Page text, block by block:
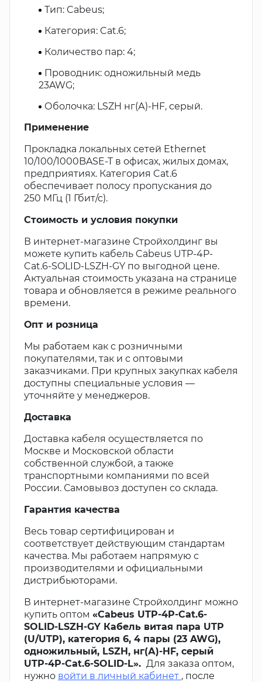
Тип: Cabeus;
Категория: Cat.6;
Количество пар: 4;
Проводник: одножильный медь
23AWG;
Оболочка: LSZH нг(А)-HF, серый.
Применение
Прокладка локальных сетей Ethernet
10/100/1000BASE-T в офисах, жилых домах,
предприятиях. Категория Cat.6
обеспечивает полосу пропускания до
250 МГц (1 Гбит/с).
Стоимость и условия покупки
В интернет-магазине Стройхолдинг вы
можете купить кабель Cabeus UTP-4P-
Cat.6-SOLID-LSZH-GY по выгодной цене.
Актуальная стоимость указана на странице
товара и обновляется в режиме реального
времени.
Опт и розница
Мы работаем как с розничными
покупателями, так и с оптовыми
заказчиками. При крупных закупках кабеля
доступны специальные условия —
уточняйте у менеджеров.
Доставка
Доставка кабеля осуществляется по
Москве и Московской области
собственной службой, а также
транспортными компаниями по всей
России. Самовывоз доступен со склада.
Гарантия качества
Весь товар сертифицирован и
соответствует действующим стандартам
качества. Мы работаем напрямую с
производителями и официальными
дистрибьюторами.
В интернет-магазине Стройхолдинг можно
купить оптом «Cabeus UTP-4P-Cat.6-
SOLID-LSZH-GY Кабель витая пара UTP
(U/UTP), категория 6, 4 пары (23 AWG),
одножильный, LSZH, нг(А)-HF, серый
UTP-4P-Cat.6-SOLID-L». Для заказа оптом,
нужно войти в личный кабинет , после